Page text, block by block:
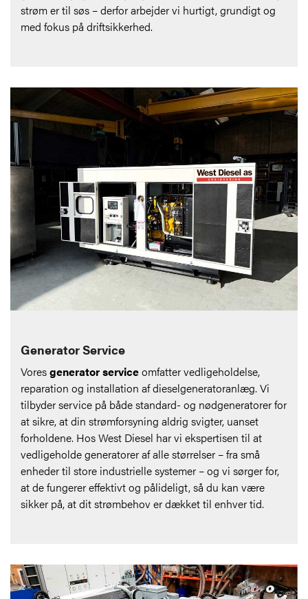
strøm er til søs – derfor arbejder vi hurtigt, grundigt og
med fokus på driftsikkerhed.
Generator Service
Voresgenerator serviceomfatter vedligeholdelse,
reparation og installation af dieselgeneratoranlæg. Vi
tilbyder service på både standard- og nødgeneratorer for
at sikre, at din strømforsyning aldrig svigter, uanset
forholdene. Hos West Diesel har vi ekspertisen til at
vedligeholde generatorer af alle størrelser – fra små
enheder til store industrielle systemer – og vi sørger for,
at de fungerer effektivt og pålideligt, så du kan være
sikker på, at dit strømbehov er dækket til enhver tid.